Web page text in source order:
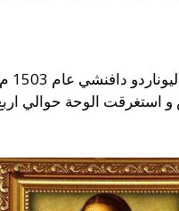
دافنشي عام 1503 م
استغرقت الوحة حوالي